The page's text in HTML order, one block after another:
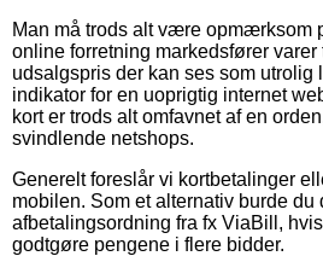
Man må trods alt være opmærksom
online forretning markedsfører varer
udsalgspris der kan ses som
indikator for en uoprigtig internet
kort er trods alt omfavnet af en
svindlende netshops.
Generelt foreslår vi kortbetalinger
mobilen. Som et alternativ burde du
afbetalingsordning fra fx ViaBill,
godtgøre pengene i flere bidder.